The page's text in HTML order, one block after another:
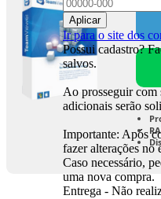
Aplicar
Ir para o site dos
Possui cadastro?
salvos.
Ao prosseguir com
adicionais serão
Importante: Após
fazer alterações no
Caso necessário,
uma nova compra.
Entrega - Não